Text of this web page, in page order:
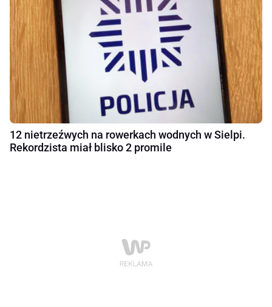
12 nietrzeźwych na rowerkach wodnych w Sielpi.
Rekordzista miał blisko 2 promile